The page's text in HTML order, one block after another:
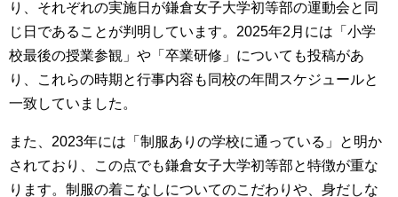
り、それぞれの実施日が鎌倉女子大学初等部の運動会と同
じ日であることが判明しています。2025年2月には「小学
校最後の授業参観」や「卒業研修」についても投稿があ
り、これらの時期と行事内容も同校の年間スケジュールと
一致していました。
また、2023年には「制服ありの学校に通っている」と明か
されており、この点でも鎌倉女子大学初等部と特徴が重な
ります。制服の着こなしについてのこだわりや、身だしな